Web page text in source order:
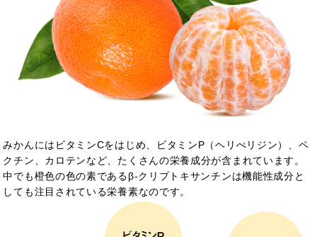
みかんにはビタミンCをはじめ、ビタミンP（ヘリぺリジン）、ペ
クチン、カロテンなど、たくさんの栄養成分が含まれています。
中でも橙色の色の素であるβ-クリプトキサンチンは機能性成分と
しても注目されている栄養素なのです。